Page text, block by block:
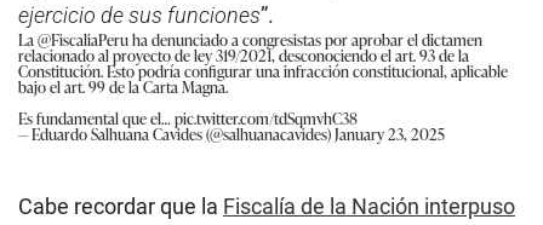
ejercicio de sus funciones”.
La @FiscaliaPeruha denunciado a congresistas por aprobar el dictamen
relacionado al proyecto de ley 319/2021, desconociendo el art. 93 de la
Constitución. Esto podría configurar una infracción constitucional, aplicable
bajo el art. 99 de la Carta Magna.
Es fundamental que el… pic.twitter.com/tdSqmvhC38
— Eduardo Salhuana Cavides (@salhuanacavides)January 23, 2025
Cabe recordar que la Fiscalía de la Nación interpuso